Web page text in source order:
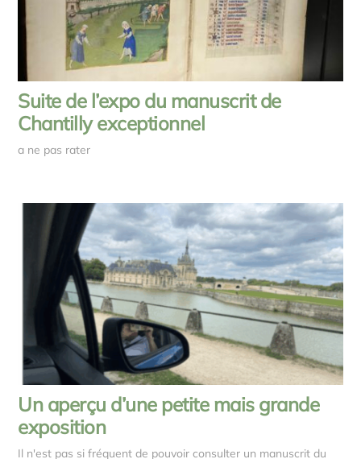
Suite de l’expo du manuscrit de
Chantilly exceptionnel
a ne pas rater
Un aperçu d’une petite mais grande
exposition
Il n'est pas si fréquent de pouvoir consulter un manuscrit du